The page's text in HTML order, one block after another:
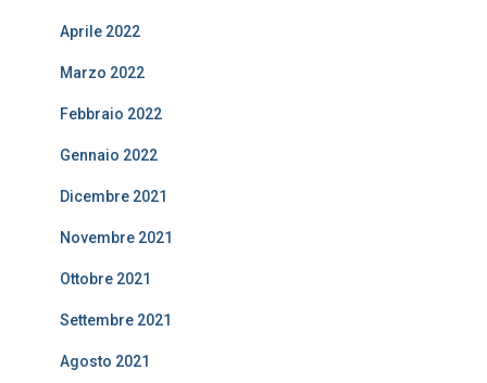
Aprile 2022
Marzo 2022
Febbraio 2022
Gennaio 2022
Dicembre 2021
Novembre 2021
Ottobre 2021
Settembre 2021
Agosto 2021